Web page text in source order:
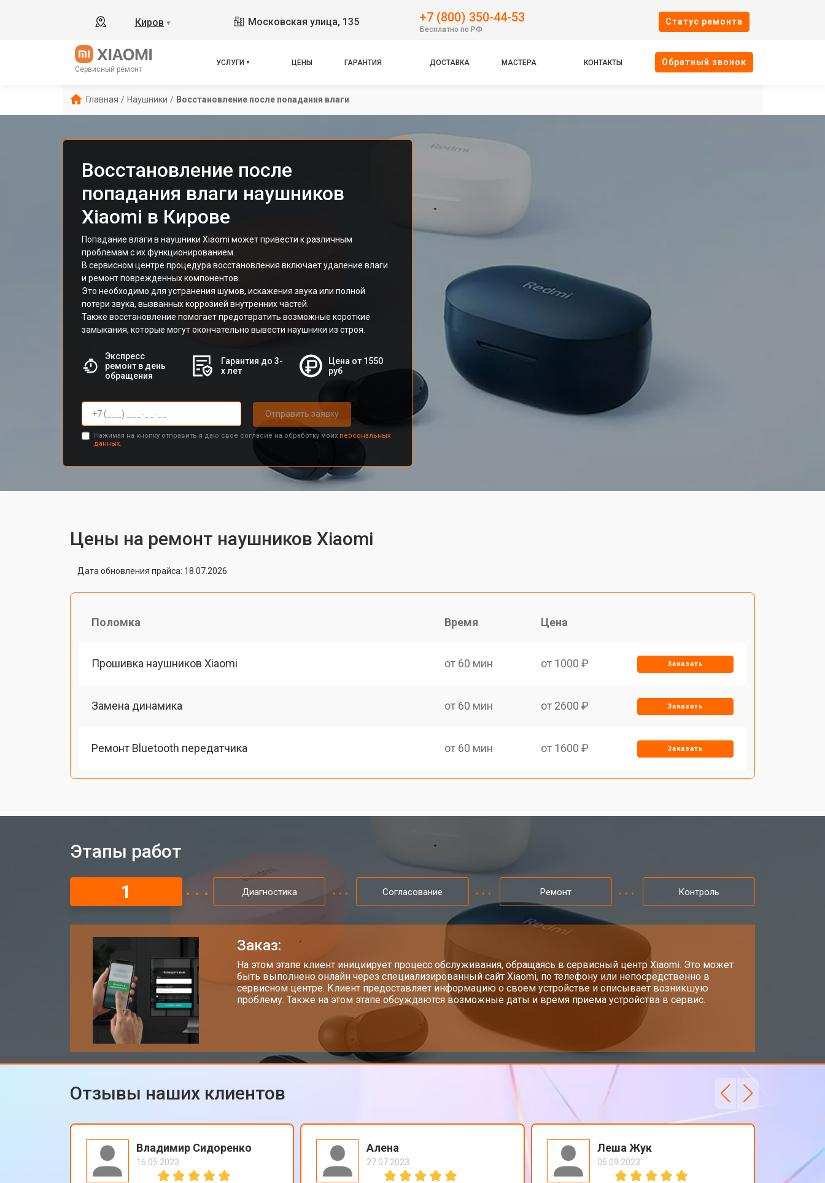
Киров ▼ Московская улица, 135 +7 (800) 350-44-53
Бесплатно по РФ
Cтатус ремонта
Сервисный ремонт
УСЛУГИ ЦЕНЫ ГАРАНТИЯ ДОСТАВКА МАСТЕРА КОНТАКТЫ Oбратный звонок
Главная / Наушники / Восстановление после попадания влаги
Восстановление после
попадания влаги наушников
Xiaomi в Кирове
Попадание влаги в наушники Xiaomi может привести к различным
проблемам с их функционированием.
В сервисном центре процедура восстановления включает удаление влаги
и ремонт поврежденных компонентов.
Это необходимо для устранения шумов, искажения звука или полной
потери звука, вызванных коррозией внутренних частей.
Также восстановление помогает предотвратить возможные короткие
замыкания, которые могут окончательно вывести наушники из строя.
Экспресс
ремонт в день
обращения
Гарантия до 3-
х лет
Цена от 1550
руб
Отправить заявку
Нажимая на кнопку отправить я даю свое согласие на обработку моихперсональных
данных.
Цены на ремонт наушников Xiaomi
Дата обновления прайса: 18.07.2026
Поломка Время Цена
Прошивка наушников Xiaomi от 60 мин от 1000 ₽ Заказать
Замена динамика от 60 мин от 2600 ₽ Заказать
Ремонт Bluetooth передатчика от 60 мин от 1600 ₽ Заказать
Этапы работ
1
Диагностика Согласование Ремонт Контроль
Заказ:
На этом этапе клиент инициирует процесс обслуживания, обращаясь в сервисный центр Xiaomi. Это может
быть выполнено онлайн через специализированный сайт Xiaomi, по телефону или непосредственно в
сервисном центре. Клиент предоставляет информацию о своем устройстве и описывает возникшую
проблему. Также на этом этапе обсуждаются возможные даты и время приема устройства в сервис.
Отзывы наших клиентов
Владимир Сидоренко
16.05.2023
Алена
27.07.2023
Леша Жук
05.09.2023